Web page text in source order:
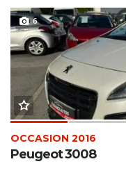
6
OCCASION 2016
Peugeot 3008